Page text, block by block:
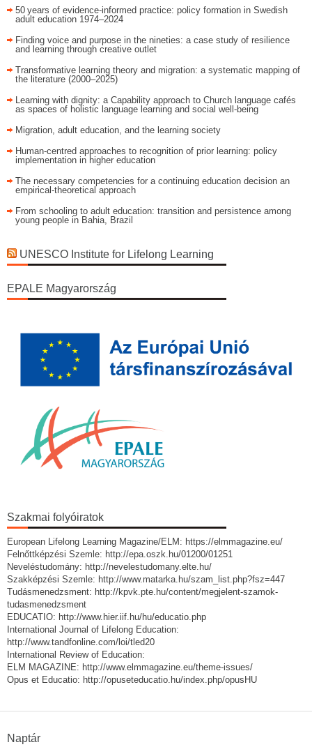
50 years of evidence‑informed practice: policy formation in Swedish
adult education 1974–2024
Finding voice and purpose in the nineties: a case study of resilience
and learning through creative outlet
Transformative learning theory and migration: a systematic mapping of
the literature (2000–2025)
Learning with dignity: a Capability approach to Church language cafés
as spaces of holistic language learning and social well-being
Migration, adult education, and the learning society
Human-centred approaches to recognition of prior learning: policy
implementation in higher education
The necessary competencies for a continuing education decision an
empirical-theoretical approach
From schooling to adult education: transition and persistence among
young people in Bahia, Brazil
UNESCO Institute for Lifelong Learning
EPALE Magyarország
Szakmai folyóiratok
European Lifelong Learning Magazine/ELM: https://elmmagazine.eu/
Felnőttképzési Szemle: http://epa.oszk.hu/01200/01251
Neveléstudomány: http://nevelestudomany.elte.hu/
Szakképzési Szemle: http://www.matarka.hu/szam_list.php?fsz=447
Tudásmenedzsment: http://kpvk.pte.hu/content/megjelent-szamok-
tudasmenedzsment
EDUCATIO: http://www.hier.iif.hu/hu/educatio.php
International Journal of Lifelong Education:
http://www.tandfonline.com/loi/tled20
International Review of Education:
ELM MAGAZINE: http://www.elmmagazine.eu/theme-issues/
Opus et Educatio: http://opuseteducatio.hu/index.php/opusHU
Naptár